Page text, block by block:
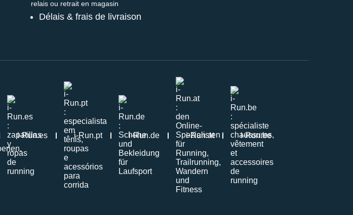
Délais & frais de livraison
i-Run.es i-Run.pt i-Run.de i-Run.at i-Run.be